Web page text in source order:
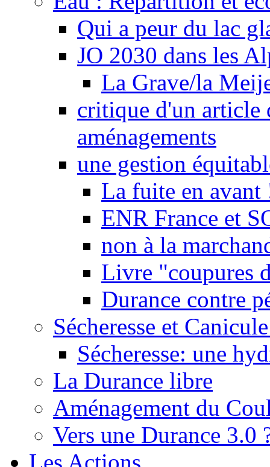
Qui a peur du lac
JO 2030 dans les
La Grave/la
critique d'un article
aménagements
une gestion
La fuite en avant
ENR France et
non à la
Livre "coupures
Durance contre
Sécheresse et
Sécheresse: une
La Durance libre
Aménagement du
Vers une Durance 3.0